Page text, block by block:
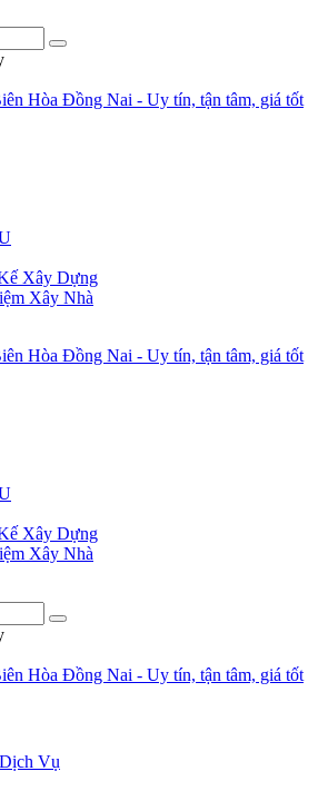
Xây Dựng
Xây Nhà
Xây Dựng
Xây Nhà
Dịch Vụ